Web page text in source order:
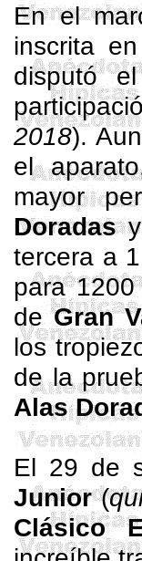
En el
inscrita
disputó
2018).
el
mayor
Doradas
tercera a
para
deGran
los
de la
Alas
El 29 de
Junior(
Clásico